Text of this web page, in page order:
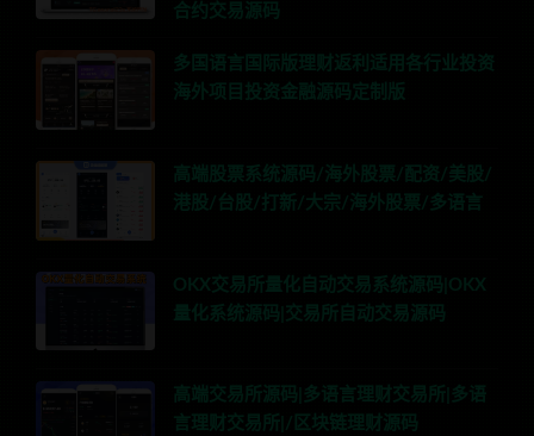
合约交易源码
多国语言国际版理财返利适用各行业投资
海外项目投资金融源码定制版
高端股票系统源码/海外股票/配资/美股/
港股/台股/打新/大宗/海外股票/多语言
OKX交易所量化自动交易系统源码|OKX
量化系统源码|交易所自动交易源码
高端交易所源码|多语言理财交易所|多语
言理财交易所|/区块链理财源码